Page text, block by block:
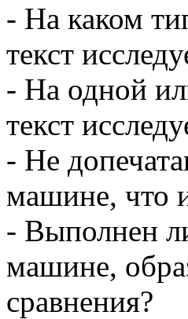
- На каком
текст
- На одной
текст
- Не
машине, что
- Выполнен
машине,
сравнения?